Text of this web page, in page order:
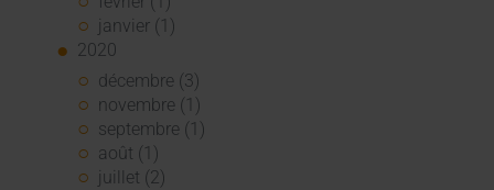
janvier (1)
2020
décembre (3)
novembre (1)
septembre (1)
août (1)
juillet (2)